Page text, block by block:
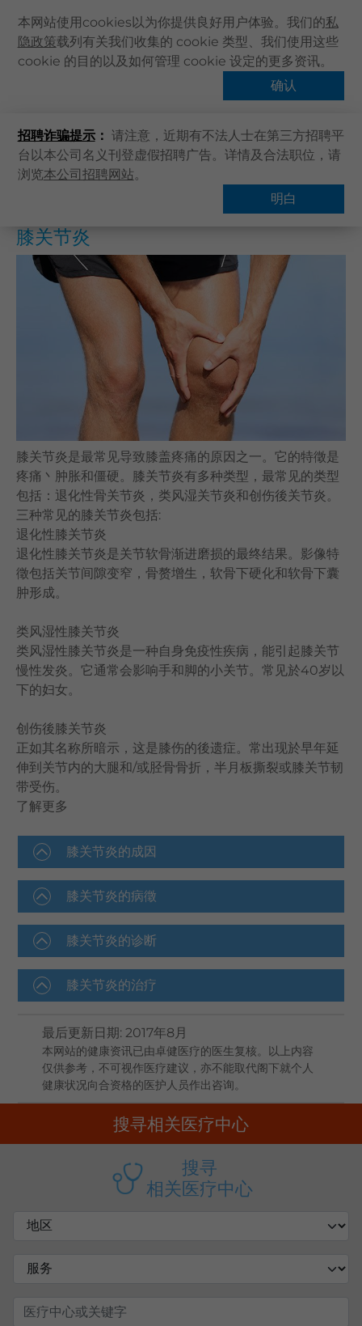
本网站使用cookies以为你提供良好用户体验。我们的私
隐政策载列有关我们收集的 cookie 类型、我们使用这些
cookie 的目的以及如何管理 cookie 设定的更多资讯。
确认
招聘诈骗提示： 请注意，近期有不法人士在第三方招聘平
台以本公司名义刊登虚假招聘广告。详情及合法职位，请
浏览本公司招聘网站。
明白
主页
卓健服务
卓健手机App
最新资讯
联络我们
搜寻医疗服务
登记 / 登入
卓健eShop
主页 健康資訊 健康專題 膝关节炎
常见问题
膝关节炎
膝关节炎是最常见导致膝盖疼痛的原因之一。它的特徵是
疼痛丶肿胀和僵硬。膝关节炎有多种类型，最常见的类型
包括：退化性骨关节炎，类风湿关节炎和创伤後关节炎。
三种常见的膝关节炎包括:
退化性膝关节炎
退化性膝关节炎是关节软骨渐进磨损的最终结果。影像特
徵包括关节间隙变窄，骨赘增生，软骨下硬化和软骨下囊
肿形成。
类风湿性膝关节炎
类风湿性膝关节炎是一种自身免疫性疾病，能引起膝关节
慢性发炎。它通常会影响手和脚的小关节。常见於40岁以
下的妇女。
创伤後膝关节炎
正如其名称所暗示，这是膝伤的後遗症。常出现於早年延
伸到关节内的大腿和/或胫骨骨折，半月板撕裂或膝关节韧
带受伤。
了解更多
膝关节炎的成因
膝关节炎的病徵
膝关节炎的诊断
膝关节炎的治疗
最后更新日期: 2017年8月
本网站的健康资讯已由卓健医疗的医生复核。以上内容
仅供参考，不可视作医疗建议，亦不能取代阁下就个人
健康状况向合资格的医护人员作出咨询。
搜寻相关医疗中心
搜寻
相关医疗中心